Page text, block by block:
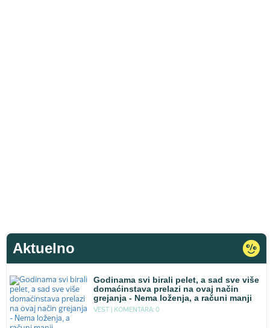
Aktuelno
Godinama svi birali pelet, a sad sve više
domaćinstava prelazi na ovaj način
grejanja - Nema loženja, a računi manji
VEST | KOMENTARA: 0